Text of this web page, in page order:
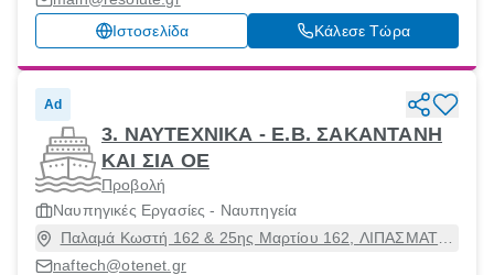
Ιστοσελίδα
Κάλεσε Τώρα
Ad
3. ΝΑΥΤΕΧΝΙΚΑ - Ε.Β. ΣΑΚΑΝΤΑΝΗ
ΚΑΙ ΣΙΑ ΟΕ
Προβολή
Ναυπηγικές Εργασίες - Ναυπηγεία
Παλαμά Κωστή 162 & 25ης Μαρτίου 162, ΛΙΠΑΣΜΑΤΑ,
Δραπετσώνα, Αττική, 18648
naftech@otenet.gr